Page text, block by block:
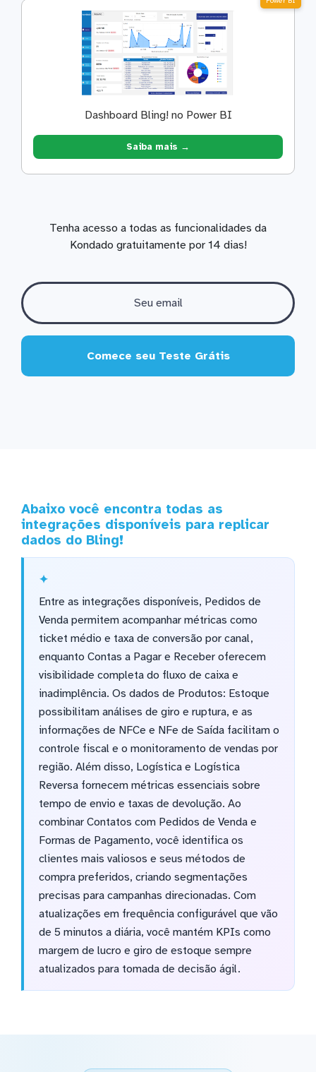
Dashboard Bling! no Power BI
Saiba mais →
Tenha acesso a todas as funcionalidades da
Kondado gratuitamente por 14 dias!
Comece seu Teste Grátis
Abaixo você encontra todas as
integrações disponíveis para replicar
dados do Bling!
Entre as integrações disponíveis, Pedidos de
Venda permitem acompanhar métricas como
ticket médio e taxa de conversão por canal,
enquanto Contas a Pagar e Receber oferecem
visibilidade completa do fluxo de caixa e
inadimplência. Os dados de Produtos: Estoque
possibilitam análises de giro e ruptura, e as
informações de NFCe e NFe de Saída facilitam o
controle fiscal e o monitoramento de vendas por
região. Além disso, Logística e Logística
Reversa fornecem métricas essenciais sobre
tempo de envio e taxas de devolução. Ao
combinar Contatos com Pedidos de Venda e
Formas de Pagamento, você identifica os
clientes mais valiosos e seus métodos de
compra preferidos, criando segmentações
precisas para campanhas direcionadas. Com
atualizações em frequência configurável que vão
de 5 minutos a diária, você mantém KPIs como
margem de lucro e giro de estoque sempre
atualizados para tomada de decisão ágil.